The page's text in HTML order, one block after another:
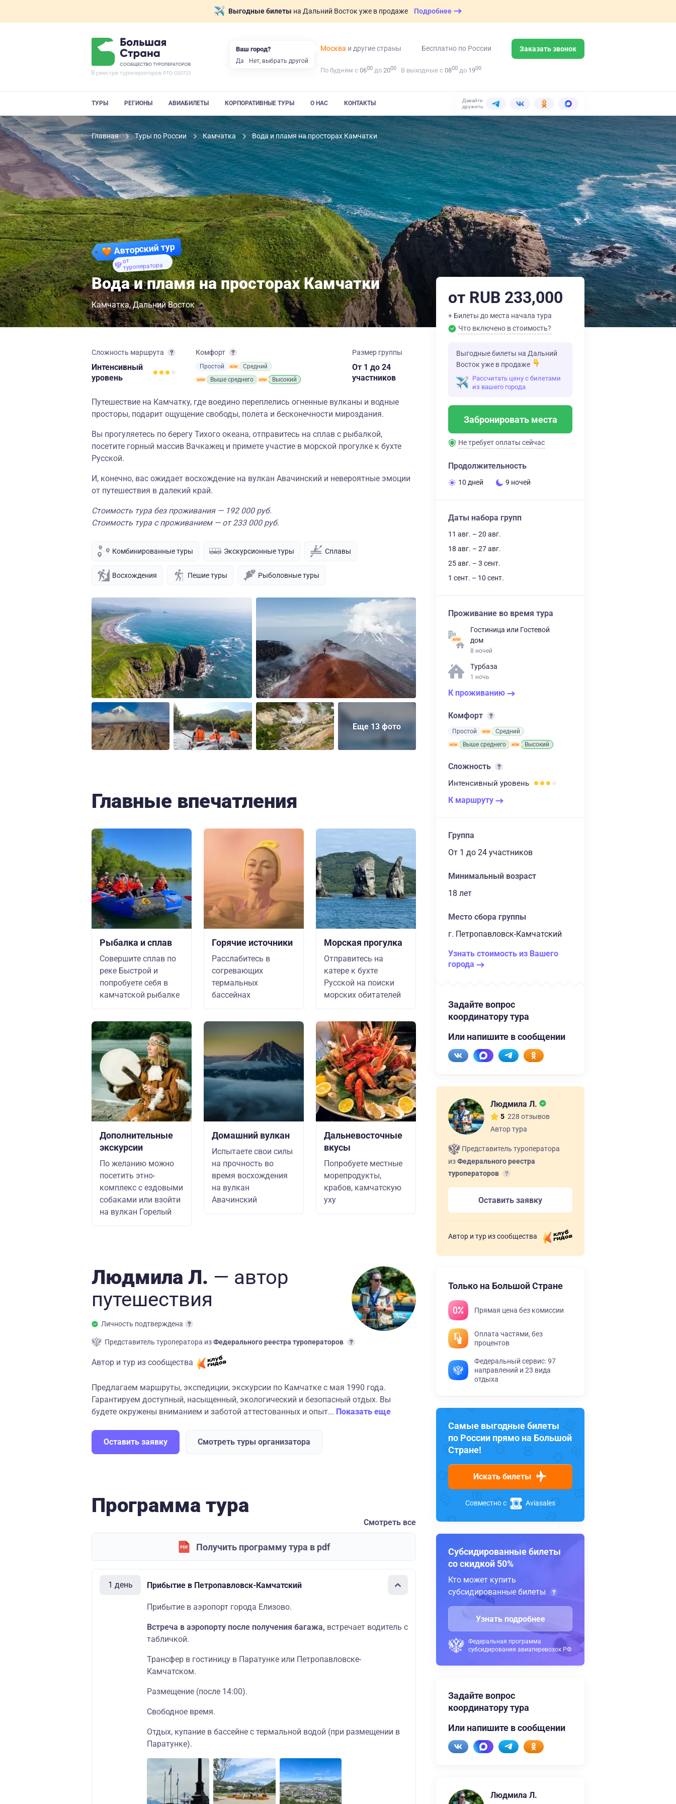
Выгодные билеты на Дальний Восток уже в продаже Подробнее
Москва и другие страны Бесплатно по России Заказать звонок
По будням с 0600 до 2000 В выходные с 0800 до 1900
ТУРЫ РЕГИОНЫ АВИАБИЛЕТЫ КОРПОРАТИВНЫЕ ТУРЫ О НАС КОНТАКТЫ
Давайте
дружить:
Главная Туры по России Камчатка Вода и пламя на просторах Камчатки
Авторский тур
от
туроператора
Вода и пламя на просторах Камчатки
Камчатка Дальний Восток
Сложность маршрута
Интенсивный
уровень
Комфорт
Простой
Средний
Выше среднего
Высокий
Размер группы
От 1до 24
участников
Путешествие на Камчатку, где воедино переплелись огненные вулканы и водные
просторы, подарит ощущение свободы, полета и бесконечности мироздания.
Вы прогуляетесь по берегу Тихого океана, отправитесь на сплав с рыбалкой,
посетите горный массив Вачкажец и примете участие в морской прогулке к бухте
Русской.
И, конечно, вас ожидает восхождение на вулкан Авачинский и невероятные эмоции
от путешествия в далекий край.
Стоимость тура без проживания — 192 000 руб.
Стоимость тура с проживанием — от 233 000 руб.
Комбинированные туры Экскурсионные туры Сплавы
Восхождения Пешие туры Рыболовные туры
Еще 13 фото
Главные впечатления
Рыбалка и сплав
Совершите сплав по
реке Быстрой и
попробуете себя в
камчатской рыбалке
Дополнительные
экскурсии
По желанию можно
посетить этно-
комплекс с ездовыми
собаками или взойти
на вулкан Горелый
Горячие источники
Расслабитесь в
согревающих
термальных
бассейнах
Домашний вулкан
Испытаете свои силы
на прочность во
время восхождения
на вулкан
Авачинский
Морская прогулка
Отправитесь на
катере к бухте
Русской на поиски
морских обитателей
Дальневосточные
вкусы
Попробуете местные
морепродукты,
крабов, камчатскую
уху
Людмила Л. — автор
путешествия
Личность подтверждена
Представитель туроператора изФедерального реестра туроператоров
Автор и тур из сообщества
Предлагаем маршруты, экспедиции, экскурсии по Камчатке с мая 1990 года.
Гарантируем доступный, насыщенный, экологический и безопасный отдых. Вы
будете окружены вниманием и заботой аттестованных и опыт... Показать еще
Оставить заявку Смотреть туры организатора
Программа тура
Смотреть все
Получить программу тура в pdf
1 день Прибытие в Петропавловск-Камчатский
Прибытие в аэропорт города Елизово.
Встреча в аэропорту после получения багажа, встречает водитель с
табличкой.
Трансфер в гостиницу в Паратунке или Петропавловске-
Камчатском.
Размещение (после 14:00).
Свободное время.
Отдых, купание в бассейне с термальной водой (при размещении в
Паратунке).
от RUB 233,000
+ Билеты до места начала тура
Что включено в стоимость?
Выгодные билеты на Дальний
Восток уже в продаже
Рассчитать цену с билетами
из вашего города
Забронировать места
Не требует оплаты сейчас
Продолжительность
10 дней 9 ночей
Даты набора групп
11 авг. – 20 авг.
18 авг. – 27 авг.
25 авг. – 3 сент.
1 сент. – 10 сент.
Проживание во время тура
Гостиница или Гостевой
дом
8 ночей
Турбаза
1 ночь
К проживанию
Комфорт
Простой
Средний
Выше среднего
Высокий
Сложность
Интенсивный уровень
К маршруту
Группа
От 1 до 24 участников
Минимальный возраст
18 лет
Место сбора группы
г. Петропавловск-Камчатский
Узнать стоимость из Вашего
города
Задайте вопрос
координатору тура
Или напишите в сообщении
Людмила Л.
5 228 отзывов
Автор тура
Представитель туроператора
изФедерального реестра
туроператоров
Оставить заявку
Автор и тур из сообщества
Только на Большой Стране
Прямая цена без комиссии
Оплата частями, без
процентов
Федеральный сервис: 97
направлений и 23 вида
отдыха
Самые выгодные билеты
по России прямо на Большой
Стране!
Искать билеты
Совместно с Aviasales
Субсидированные билеты
со скидкой 50%
Кто может купить
субсидированные билеты
Узнать подробнее
Федеральная программа
субсидирования авиаперевозок РФ
Задайте вопрос
координатору тура
Или напишите в сообщении
Людмила Л.
Ваш город?
Да Нет, выбрать другой